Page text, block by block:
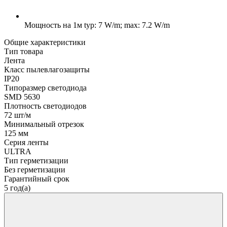
Мощность на 1м typ: 7 W/m; max: 7.2 W/m
Общие характеристики
Тип товара
Лента
Класс пылевлагозащиты
IP20
Типоразмер светодиода
SMD 5630
Плотность светодиодов
72 шт/м
Минимальный отрезок
125 мм
Серия ленты
ULTRA
Тип герметизации
Без герметизации
Гарантийный срок
5 год(а)